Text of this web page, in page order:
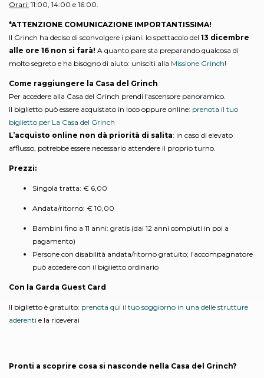
Orari: 11:00, 14:00 e 16:00.
*ATTENZIONE COMUNICAZIONE IMPORTANTISSIMA!
Il Grinch ha deciso di sconvolgere i piani: lo spettacolo del 13 dicembre
alle ore 16 non si farà! A quanto pare sta preparando qualcosa di
molto segreto e ha bisogno di aiuto: unisciti alla Missione Grinch!
Come raggiungere la Casa del Grinch
Per accedere alla Casa del Grinch prendi l'ascensore panoramico.
Il biglietto può essere acquistato in loco oppure online: prenota il tuo
biglietto per La Casa del Grinch
L’acquisto online non dà priorità di salita: in caso di elevato
afflusso, potrebbe essere necessario attendere il proprio turno.
Prezzi:
Singola tratta: € 6,00
Andata/ritorno: € 10,00
Bambini fino a 11 anni: gratis (dai 12 anni compiuti in poi a
pagamento)
Persone con disabilità andata/ritorno gratuito; l’accompagnatore
può accedere con il biglietto ordinario
Con la Garda Guest Card
Il biglietto è gratuito: prenota qui il tuo soggiorno in una delle strutture
aderenti e la riceverai
Pronti a scoprire cosa si nasconde nella Casa del Grinch?